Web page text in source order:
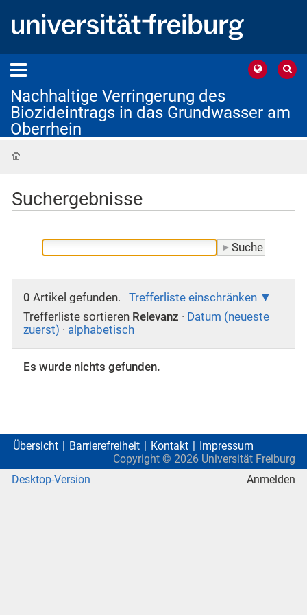
Nachhaltige Verringerung des
Biozideintrags in das Grundwasser am
Oberrhein
Suchergebnisse
0 Artikel gefunden.
Trefferliste einschränken
Trefferliste sortieren Relevanz · Datum (neueste
zuerst) · alphabetisch
Es wurde nichts gefunden.
Übersicht Barrierefreiheit Kontakt
Impressum
Copyright © 2026 Universität Freiburg
Desktop-Version
Anmelden